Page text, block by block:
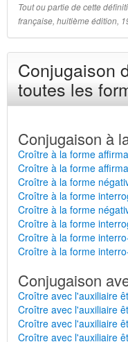
Tout ou partie de cette
française, huitième édition,
Conjugaison
toutes les
Conjugaison à
Croître à la forme
Croître à la forme
Croître à la forme
Croître à la forme
Croître à la forme
Croître à la forme
Croître à la forme
Croître à la forme
Conjugaison
Croître avec l'auxiliaire
Croître avec l'auxiliaire
Croître avec l'auxiliaire
Croître avec l'auxiliaire